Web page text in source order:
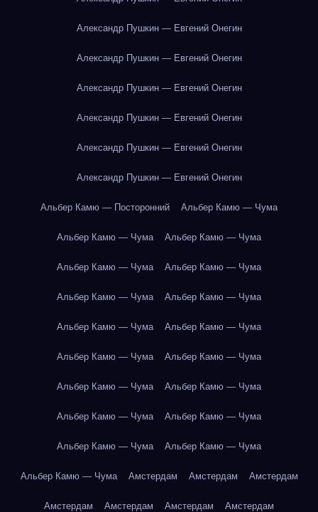
Александр Пушкин — Евгений Онегин
Александр Пушкин — Евгений Онегин
Александр Пушкин — Евгений Онегин
Александр Пушкин — Евгений Онегин
Александр Пушкин — Евгений Онегин
Александр Пушкин — Евгений Онегин
Альбер Камю — Посторонний Альбер Камю — Чума
Альбер Камю — Чума Альбер Камю — Чума
Альбер Камю — Чума Альбер Камю — Чума
Альбер Камю — Чума Альбер Камю — Чума
Альбер Камю — Чума Альбер Камю — Чума
Альбер Камю — Чума Альбер Камю — Чума
Альбер Камю — Чума Альбер Камю — Чума
Альбер Камю — Чума Альбер Камю — Чума
Альбер Камю — Чума Альбер Камю — Чума
Альбер Камю — Чума Амстердам Амстердам Амстердам
Амстердам Амстердам Амстердам Амстердам